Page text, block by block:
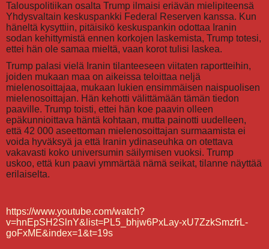
Talouspolitiikan osalta Trump ilmaisi eriävän mielipiteensä
Yhdysvaltain keskuspankki Federal Reserven kanssa. Kun
häneltä kysyttiin, pitäisikö keskuspankin odottaa Iranin
sodan kehittymistä ennen korkojen laskemista, Trump totesi,
ettei hän ole samaa mieltä, vaan korot tulisi laskea.
Trump palasi vielä Iranin tilanteeseen viitaten raportteihin,
joiden mukaan maa on aikeissa teloittaa neljä
mielenosoittajaa, mukaan lukien ensimmäisen naispuolisen
mielenosoittajan. Hän kehotti välittämään tämän tiedon
paaville. Trump toisti, ettei hän koe paavin olleen
epäkunnioittava häntä kohtaan, mutta painotti uudelleen,
että 42 000 aseettoman mielenosoittajan surmaamista ei
voida hyväksyä ja että Iranin ydinaseuhka on otettava
vakavasti koko universumin säilymisen vuoksi. Trump
uskoo, että kun paavi ymmärtää nämä seikat, tilanne näyttää
erilaiselta.
https://www.youtube.com/watch?
v=hnEpSH2SlnY&list=PL5_bhjw6PxLay-xU7ZzkSmzfrL-
goFxME&index=1&t=19s